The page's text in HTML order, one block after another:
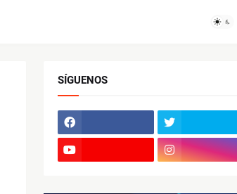
SÍGUENOS